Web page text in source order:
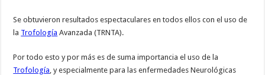
Se obtuvieron resultados espectaculares en todos ellos con el uso de
la Trofología Avanzada (TRNTA).
Por todo esto y por más es de suma importancia el uso de la
Trofología , y especialmente para las enfermedades Neurológicas